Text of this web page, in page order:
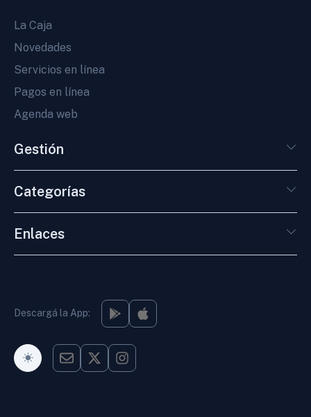
La Caja
Novedades
Servicios en línea
Pagos en línea
Agenda web
Gestión
Categorías
Enlaces
Descargá la App:
Modo Oscuro